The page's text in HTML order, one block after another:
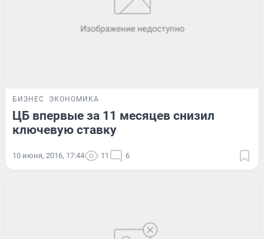
БИЗНЕС ЭКОНОМИКА
ЦБ впервые за 11 месяцев снизил
ключевую ставку
10 июня, 2016, 17:44 11 6